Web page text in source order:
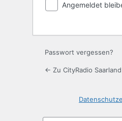
Angemeldet
Passwort vergessen?
← Zu CityRadio Saarland